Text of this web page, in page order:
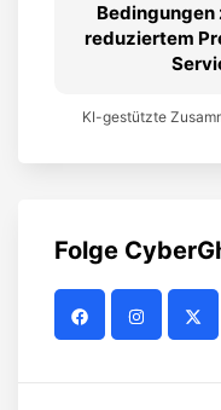
Bedingungen
reduziertem
KI-gestützte
Folge